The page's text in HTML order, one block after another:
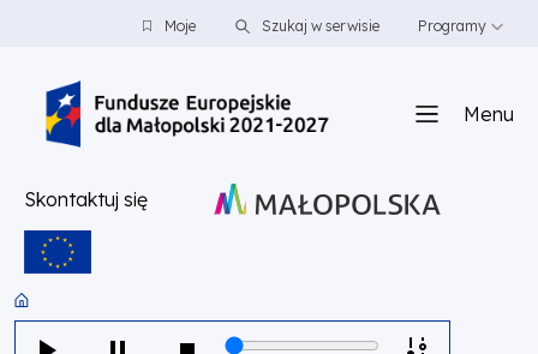
PRZEJDŹ DO TREŚCI
PRZEJDŹ DO MENUMoje Szukaj w serwisie Programy
Menu
Skontaktuj się